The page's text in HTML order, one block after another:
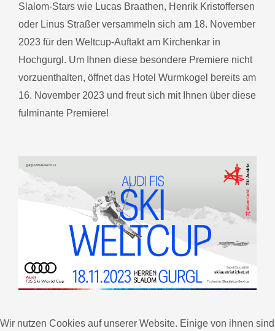
Slalom-Stars wie Lucas Braathen, Henrik Kristoffersen
oder Linus Straßer versammeln sich am 18. November
2023 für den Weltcup-Auftakt am Kirchenkar in
Hochgurgl. Um Ihnen diese besondere Premiere nicht
vorzuenthalten, öffnet das Hotel Wurmkogel bereits am
16. November 2023 und freut sich mit Ihnen über diese
fulminante Premiere!
Wir nutzen Cookies auf unserer Website. Einige von ihnen sind